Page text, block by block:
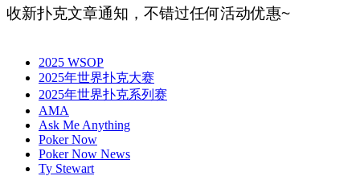
收新扑克文章通知，不错过任何活动优惠~
2025 WSOP
2025年世界扑克大赛
2025年世界扑克系列赛
AMA
Ask Me Anything
Poker Now
Poker Now News
Ty Stewart